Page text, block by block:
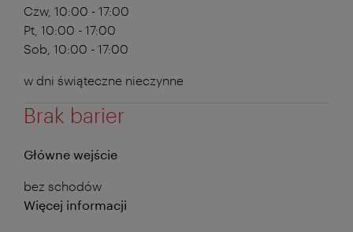
Czw, 10:00 - 17:00
Pt, 10:00 - 17:00
Sob, 10:00 - 17:00
w dni świąteczne nieczynne
Brak barier
Główne wejście
bez schodów
Więcej informacji